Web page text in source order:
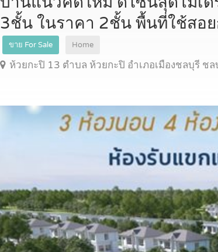
3ชั้น ในราคา 2ชั้น พื้นที่ใช้สอย
ขาย For Sale Home
ห้วยกะปิ 13 ตำบล ห้วยกะปิ อำเภอเมืองชลบุรี ชล